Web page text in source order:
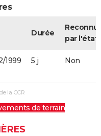
Durée
par l'état
1999 5 j Non
la CCR
de terrain